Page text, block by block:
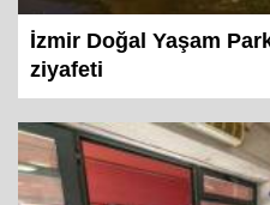
İzmir Doğal Yaşam
ziyafeti